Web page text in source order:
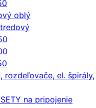
oblý
rozdeľovače, el. špirály,
na pripojenie